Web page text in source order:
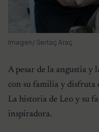
Imagen/ Sertaç Araç
A pesar de la angustia y
con su familia y disfruta
La historia de Leo y su
inspiradora.